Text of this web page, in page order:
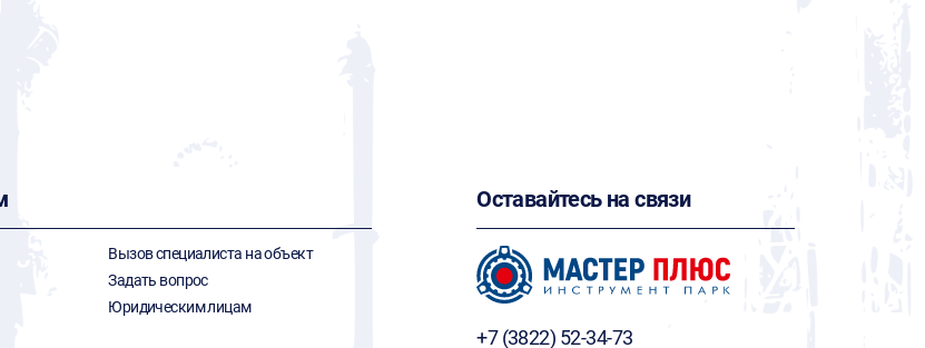
Вызов специалиста на объект
Задать вопрос
Юридическим лицам
Оставайтесь на связи
+7 (3822) 52-34-73